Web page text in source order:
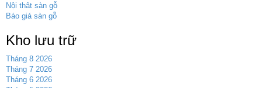
Nội thât sàn gỗ
Báo giá sàn gỗ
Kho lưu trữ
Tháng 8 2026
Tháng 7 2026
Tháng 6 2026